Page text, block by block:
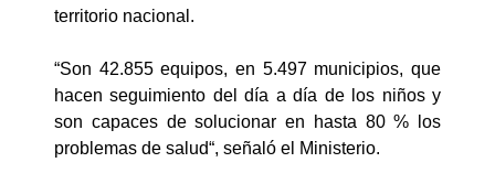
territorio nacional.
“Son 42.855 equipos, en 5.497 municipios, que
hacen seguimiento del día a día de los niños y
son capaces de solucionar en hasta 80 % los
problemas de salud“, señaló el Ministerio.